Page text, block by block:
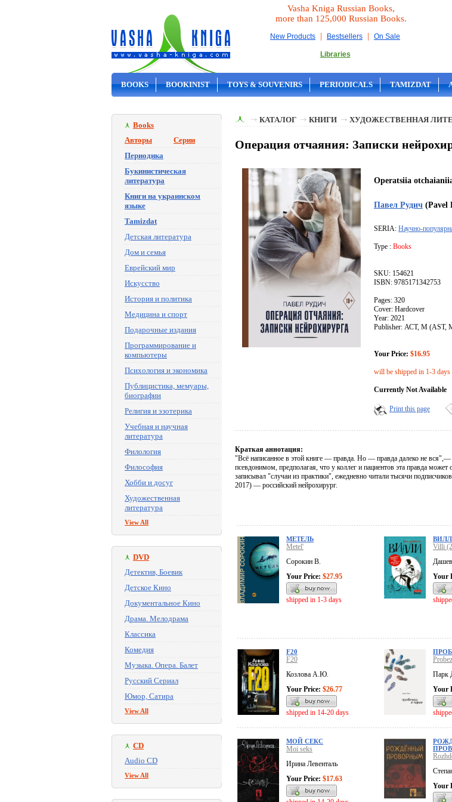
Vasha Kniga Russian Books,
more than 125,000 Russian Books.
New Products | Bestsellers | On Sale
Libraries
BOOKS BOOKINIST TOYS & SOUVENIRS PERIODICALS TAMIZDAT
Books
Авторы
Серии
Периодика
Букинистическая
литература
Книги на украинском
языке
Tamizdat
Детская литература
Дом и семья
Еврейский мир
Искусство
История и политика
Медицина и спорт
Подарочные издания
Программирование и
компьютеры
Психология и экономика
Публицистика, мемуары,
биографии
Религия и эзотерика
Учебная и научная
литература
Филология
Философия
Хобби и досуг
Художественная
литература
View All
DVD
Детектив, Боевик
Детское Кино
Документальное Кино
Драма. Мелодрама
Классика
Комедия
Музыка. Опера. Балет
Русский Сериал
Юмор, Сатира
View All
CD
Audio CD
View All
КАТАЛОГ КНИГИ ХУДОЖЕСТВЕННАЯ
Операция отчаяния: Записки
Operatsiia
Павел Рудич (Pavel
SERIA: Научно-
Type : Books
SKU: 154621
ISBN: 9785171342753
Pages: 320
Cover: Hardcover
Year: 2021
Publisher: АСТ, М (AST,
Your Price: $16.95
will be shipped in 1-3 days
Currently Not Available
Print this page
Краткая аннотация:
"Всё написанное в этой книге — правда. Но — правда далеко не
псевдонимом, предполагая, что у коллег и пациентов эта правда
записывал "случаи из практики", ежедневно читали тысячи
2017) — российский нейрохирург.
МЕТЕЛЬ
Metel'
Сорокин В.
Your Price: $27.95
shipped in 1-3 days
Villi
Your
F20
F20
Козлова А.Ю.
Your Price: $26.77
shipped in 14-20 days
Парк
Your
МОЙ СЕКС
Moi seks
Ирина Левенталь
Your Price: $17.63
Your